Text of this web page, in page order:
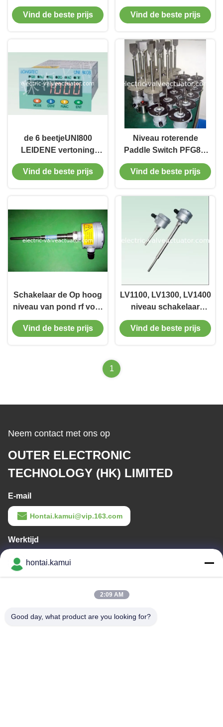
weegt het
Controlemechanisme
Vind de beste prijs
swicth signaal
uitgangen instelling
Vind de beste prijs
de 6 beetjeUNI800
LEIDENE vertoning
weegt het
Controlemechanisme
Vind de beste prijs
Niveau roterende
Paddle Switch PFG86,
220V AC / 110V voor
granen, feed, zaagsel,
Vind de beste prijs
Schakelaar de Op hoog
niveau van pond rf voor
Vloeibare en Droge
BulkVaste lichamen, Op
Vind de beste prijs
LV1100, LV1300, LV1400
niveau schakelaar
Power supply AC 220V
voor snoep
Vind de beste prijs
1
Neem contact met ons op
OUTER ELECTRONIC
TECHNOLOGY (HK) LIMITED
E-mail
Hontai.kamui@vip.163.com
Werktijd
Ons adres
ROAD, HUAQIANGBEI SUBDISTRICT, FUTIAN DISTRICT,
hontai.kamui
2:09 AM
Good day, what product are you looking for?